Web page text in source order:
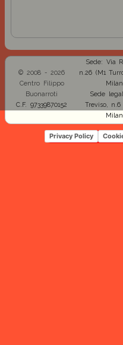
© 2008 - 2026
Centro Filippo
Buonarroti
C.F. 97339870152
Sede: Via
n.26 (M1
Sede
Treviso,
Privacy Policy